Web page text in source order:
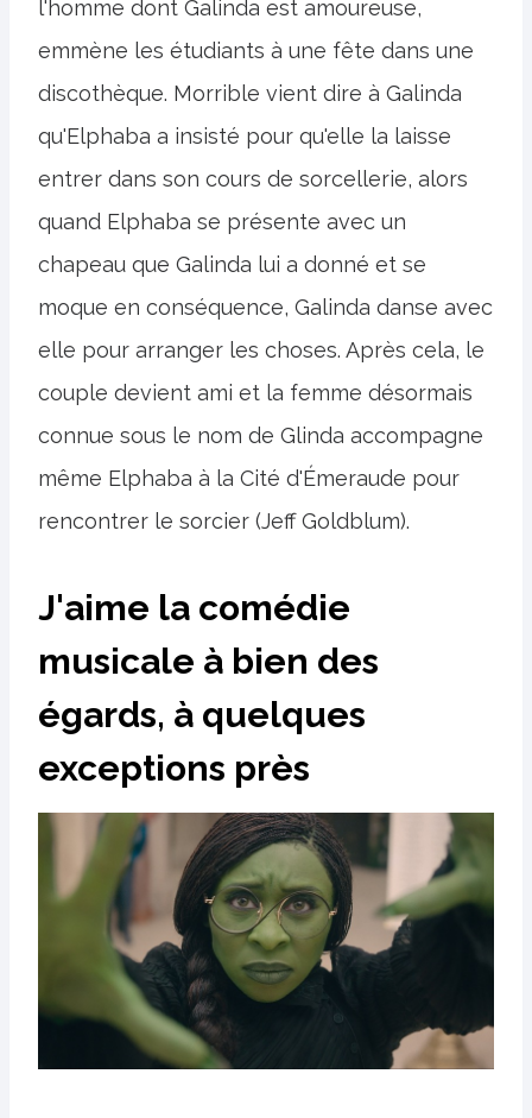
l'homme dont Galinda est amoureuse,
emmène les étudiants à une fête dans une
discothèque. Morrible vient dire à Galinda
qu'Elphaba a insisté pour qu'elle la laisse
entrer dans son cours de sorcellerie, alors
quand Elphaba se présente avec un
chapeau que Galinda lui a donné et se
moque en conséquence, Galinda danse avec
elle pour arranger les choses. Après cela, le
couple devient ami et la femme désormais
connue sous le nom de Glinda accompagne
même Elphaba à la Cité d'Émeraude pour
rencontrer le sorcier (Jeff Goldblum).
J'aime la comédie
musicale à bien des
égards, à quelques
exceptions près